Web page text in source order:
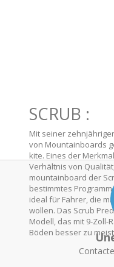
SCRUB :
Mit seiner
von Mountainboards
kite. Eines der
Verhältnis von
mountainboard der
bestimmtes
ideal für Fahrer, die
wollen. Das Scrub
Modell, das mit 9-Zoll-
Böden besser zu